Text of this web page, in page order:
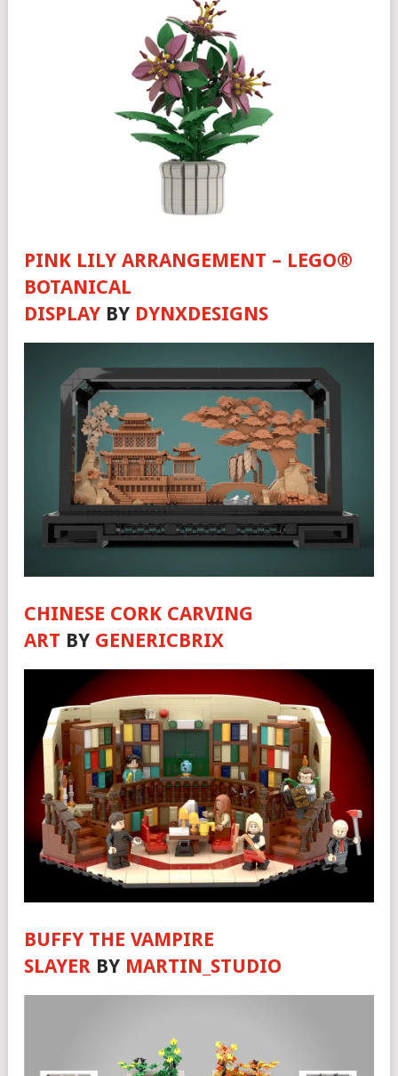
PINK LILY ARRANGEMENT – LEGO®
BOTANICAL
DISPLAY BY DYNXDESIGNS
CHINESE CORK CARVING
ART BY GENERICBRIX
BUFFY THE VAMPIRE
SLAYER BY MARTIN_STUDIO